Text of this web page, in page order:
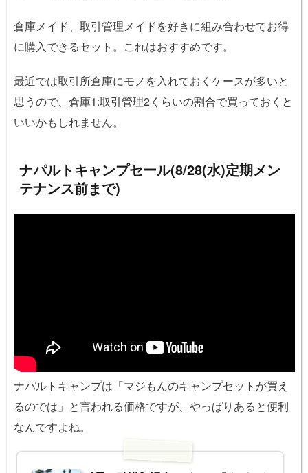
倉庫メイド、取引管理メイドを好きに組み合わせてお得
に購入できるセット。これはおすすめです。
最近では取引所倉庫にモノを入れておくケースが多いと
思うので、倉庫1:取引管理2くらいの割合で買っておくと
いいかもしれません。
ナパルトキャンプセール(8/28(水)定期メン
テナンス前まで)
ナパルトキャンプは「マジもんのキャンプセットが買え
るのでは」と言われる価格ですが、やっぱりあると便利
なんですよね。